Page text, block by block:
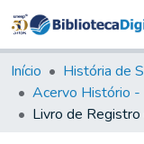
Início
História de